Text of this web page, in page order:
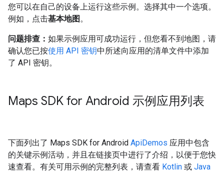
您可以在自己的设备上运行这些示例。选择其中一个选项。
例如，点击基本地图。
问题排查： 如果示例应用可成功运行，但您看不到地图，请
确认您已按使用 API 密钥中所述向应用的清单文件中添加
了 API 密钥。
Maps SDK for Android 示例应用列表
下面列出了 Maps SDK for Android ApiDemos 应用中包含
的关键示例活动，并且在链接页中进行了介绍，以便于您快
速查看。有关可用示例的完整列表，请查看 Kotlin 或 Java